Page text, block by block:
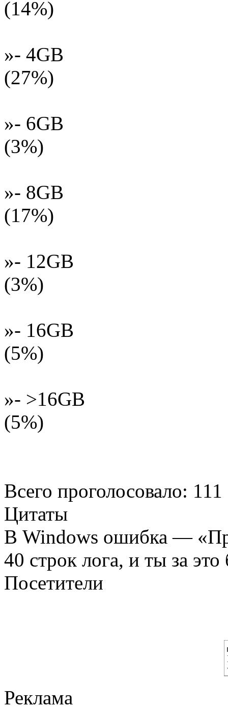
(14%)
»- 4GB
(27%)
»- 6GB
(3%)
»- 8GB
(17%)
»- 12GB
(3%)
»- 16GB
(5%)
»- >16GB
(5%)
Всего проголосовало: 111
Цитаты
В Windows ошибка —
40 строк лога, и ты за это
Посетители
Реклама